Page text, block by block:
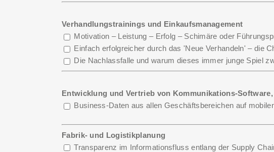
Verhandlungstrainings und Einkaufsmanagement
Motivation – Leistung – Erfolg – Schimäre oder
Einfach erfolgreicher durch das 'Neue Verhandeln' – die
Die Nachlassfalle und warum dieses immer junge Spiel
Entwicklung und Vertrieb von Kommunikations-
Business-Daten aus allen Geschäftsbereichen auf
Fabrik- und Logistikplanung
Transparenz im Informationsfluss entlang der Supply